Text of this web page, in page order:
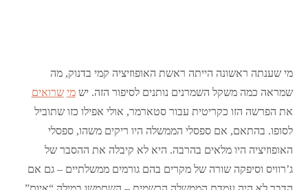
מי שענתה ראשונה הייתה ראשת האופוזיציה קמי בדנוק, מה
שמראה כמה משקל השמרנים נותנים לסיפור הזה. ישמי שרואים
את הפרשה הזו כקריטית עבור סטארמר, אולי אפילו כזו שתוביל
לסופו. בהתאם, אם ספסלי הממשלה היו ריקים משהו, ספסלי
האופוזיציה היו מלאים בהרבה. היא לא קיבלה את ההסבר של
ג’רוויס וסיפקה שורה של מקרים בהם גורמים ממשלתיים – גם אם